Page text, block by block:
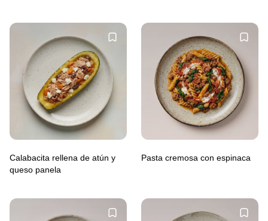
Calabacita rellena de atún y
queso panela
Pasta cremosa con espinaca